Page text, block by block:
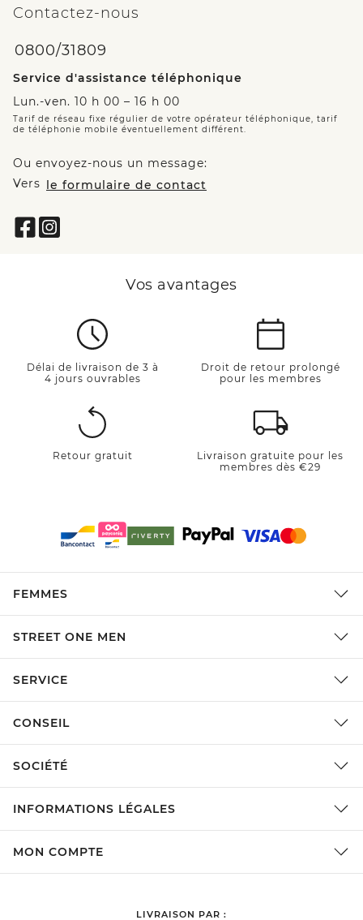
Contactez-nous
0800/31809
Service d'assistance téléphonique
Lun.-ven. 10 h 00 – 16 h 00
Tarif de réseau fixe régulier de votre opérateur téléphonique, tarif
de téléphonie mobile éventuellement différent.
Ou envoyez-nous un message:
Vers le formulaire de contact
Vos avantages
Délai de livraison de 3 à
4 jours ouvrables
Droit de retour prolongé
pour les membres
Retour gratuit
Livraison gratuite pour les
membres dès €29
FEMMES
STREET ONE MEN
SERVICE
CONSEIL
SOCIÉTÉ
INFORMATIONS LÉGALES
MON COMPTE
LIVRAISON PAR :